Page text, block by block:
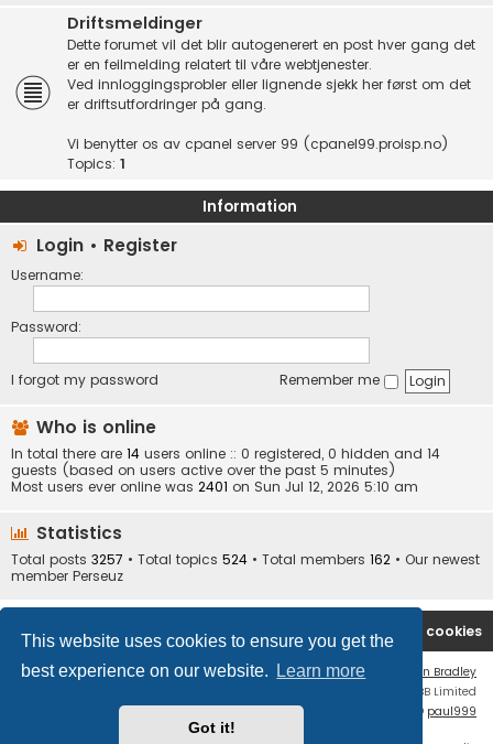
This website uses cookies to ensure you get the
best experience on our website.
Learn more
Got it!
Driftsmeldinger
Dette forumet vil det blir autogenerert en post hver gang det
er en feilmelding relatert til våre webtjenester.
Ved innloggingsprobler eller lignende sjekk her først om det
er driftsutfordringer på gang.
Vi benytter os av cpanel server 99 (cpanel99.proisp.no)
Topics: 1
Information
Login • Register
Username:
Password:
I forgot my password Remember me
Who is online
In total there are 14 users online :: 0 registered, 0 hidden and 14
guests (based on users active over the past 5 minutes)
Most users ever online was 2401 on Sun Jul 12, 2026 5:10 am
Statistics
Total posts 3257 • Total topics 524 • Total members 162 • Our newest
member Perseuz
Board index Delete cookies
Flat Style by
Ian Bradley
® Forum Software © phpBB Limited
phpBB Two Factor Authentication © paul999